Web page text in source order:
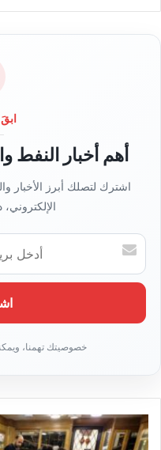
أهم أخبار النفط
اشترك لتصلك أبرز الأخبار
أ
خ
ل
ر
إ
ل